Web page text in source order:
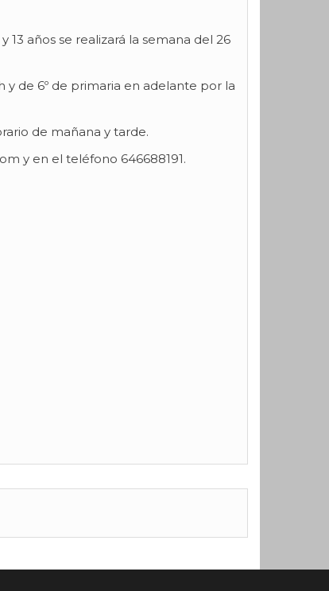
años se realizará la semana del 26
y de 6º de primaria en adelante por la
de mañana y tarde.
y en el teléfono 646688191.